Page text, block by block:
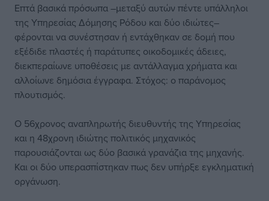
Επτά βασικά πρόσωπα –μεταξύ αυτών πέντε υπάλληλοι
της Υπηρεσίας Δόμησης Ρόδου και δύο ιδιώτες–
φέρονται να συνέστησαν ή εντάχθηκαν σε δομή που
εξέδιδε πλαστές ή παράτυπες οικοδομικές άδειες,
διεκπεραίωνε υποθέσεις με αντάλλαγμα χρήματα και
αλλοίωνε δημόσια έγγραφα. Στόχος: ο παράνομος
πλουτισμός.
Ο 56χρονος αναπληρωτής διευθυντής της Υπηρεσίας
και η 48χρονη ιδιώτης πολιτικός μηχανικός
παρουσιάζονται ως δύο βασικά γρανάζια της μηχανής.
Και οι δύο υπερασπίστηκαν πως δεν υπήρξε εγκληματική
οργάνωση.